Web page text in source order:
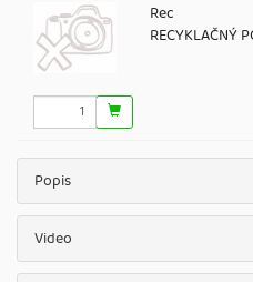
Rec
RECYKLAČNÝ
Popis
Video